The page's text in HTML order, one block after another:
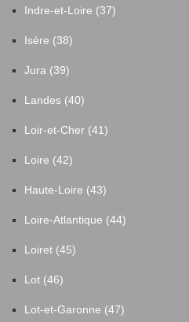
Indre-et-Loire (37)
Isère (38)
Jura (39)
Landes (40)
Loir-et-Cher (41)
Loire (42)
Haute-Loire (43)
Loire-Atlantique (44)
Loiret (45)
Lot (46)
Lot-et-Garonne (47)